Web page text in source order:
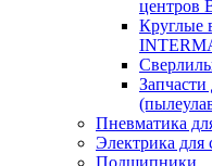
центров
Круглые
Запчасти
Пневматика
Электрика для
Подшипники